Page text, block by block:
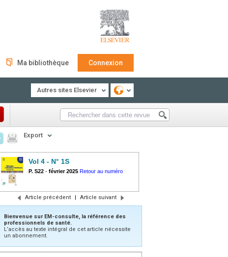
Ma bibliothèque Connexion
Autres sites Elsevier
Export
Vol 4 - N° 1S
P. S22 - février 2025 Retour au numéro
Article précédent | Article suivant
Bienvenue sur EM-consulte, la référence des
professionnels de santé.
L’accès au texte intégral de cet article nécessite
un abonnement.